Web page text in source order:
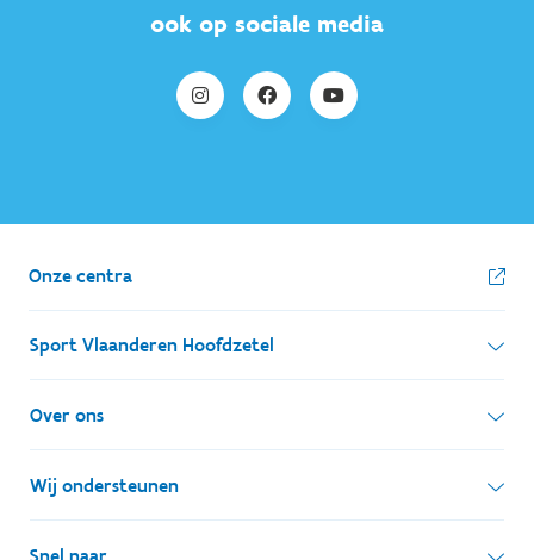
ook op sociale media
Onze centra
Sport Vlaanderen Hoofdzetel
Simon Bolivarlaan 17
1000 Brussel
Ondernemingsnummer: BE 0248.142.826
Over ons
Wie zijn we, wat doen we
Onze centra
Wij ondersteunen
Lokale besturen